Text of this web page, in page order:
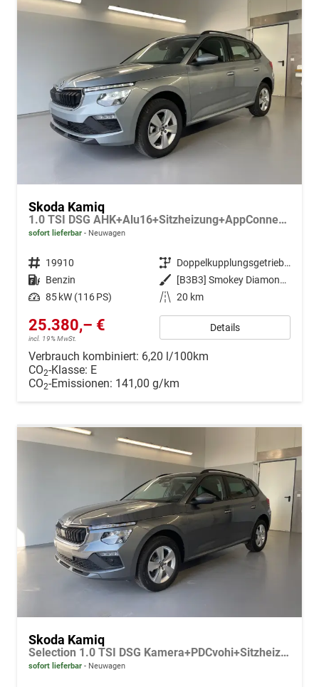
Skoda Kamiq
1.0 TSI DSG AHK+Alu16+Sitzheizung+AppConnect+GV5+LED+Nebel+Klima
sofort lieferbar Neuwagen
Fahrzeugnr. 19910 Getriebe
Doppelkupplungsgetriebe (DSG)
Kraftstoff Benzin Außenfarbe
[B3B3] Smokey Diamond-Silber Metallic
Leistung 85 kW (116 PS) Kilometerstand 20 km
25.380,– €
incl. 19% MwSt.
Details
Verbrauch kombiniert: 6,20 l/100km
CO2-Klasse: E
CO2-Emissionen: 141,00 g/km
Skoda Kamiq
Selection 1.0 TSI DSG Kamera+PDCvohi+Sitzheizung+AppConnect+Sunset+Alu16
sofort lieferbar Neuwagen